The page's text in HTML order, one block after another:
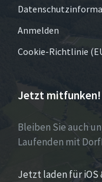
Anmelden
Cookie-Richtlinie
Jetzt mitfunken!
Bleiben Sie auch
Laufenden mit
Jetzt laden für iOS